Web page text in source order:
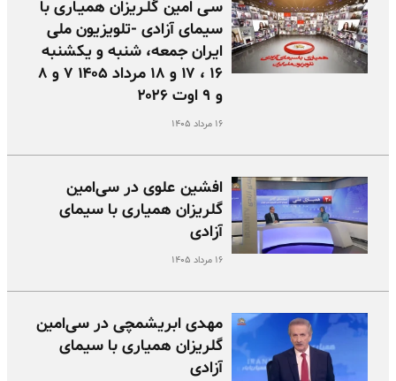
سـی امین گلـریزان همیـاری با
سیمای آزادی -تلویزیون ملی
ایران جمعه، شنبه و یکشنبه
۱۶ ، ۱۷ و ۱۸ مرداد ۱۴۰۵ ۷ و ۸
و ۹ اوت ۲۰۲۶
۱۶ مرداد ۱۴۰۵
افشین علوی در سی‌امین
گلریزان همیاری با سیمای
آزادی
۱۶ مرداد ۱۴۰۵
مهدی ابریشمچی در سی‌امین
گلریزان همیاری با سیمای
آزادی